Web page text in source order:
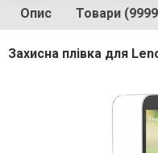
Опис Товари
Захисна плівка для